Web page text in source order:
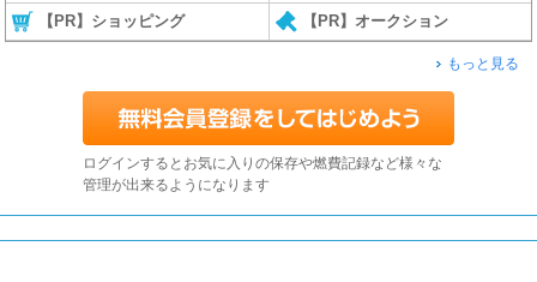
【PR】ショッピング 【PR】オークション
もっと見る
ログインするとお気に入りの保存や燃費記録など様々な
管理が出来るようになります